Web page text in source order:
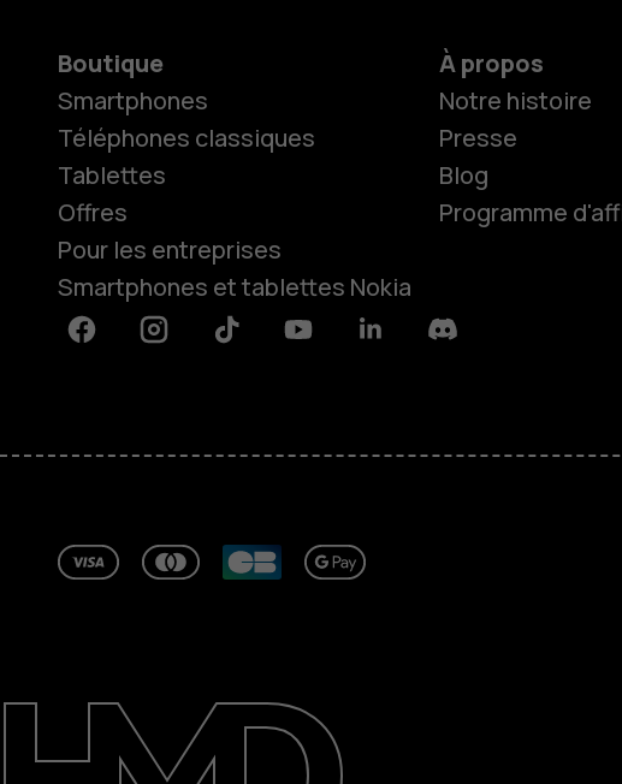
À propos
Assistance
Tunisia
Boutique
Smartphones
Téléphones classiques
Tablettes
Offres
Pour les entreprises
Smartphones et tablettes Nokia
À propos
Notre histoire
Presse
Blog
Programme
FacebookInstagramTiktok YoutubeLinkedinDiscord